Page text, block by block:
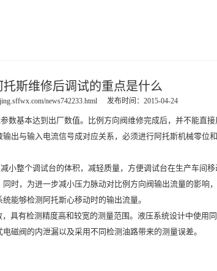
托斯维修后调试的重点是什么
news742233.html 发布时间：2015-04-24
数基本达到出厂数值。比例方向阀维修完成后，并不能直
出与输入电流信号成对应关系，必须进行阿托斯机械零位
小整个调试台的体积，减轻质量，方便调试台在生产车间
时，为进一步减小压力脉动对比例方向阀输出流量的影响
能够检测阿托斯心移动时的输出流量。
具有检测精度高和较宽的测量范围。液压系统设计中使用
磁阀的内泄漏以及采用不同检测油路带来的测量误差。